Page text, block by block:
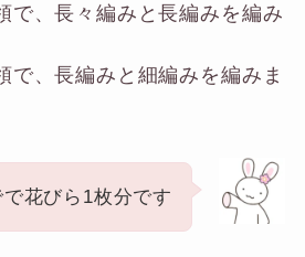
で、長々編みと長編みを編み
で、長編みと細編みを編みま
で花びら1枚分です